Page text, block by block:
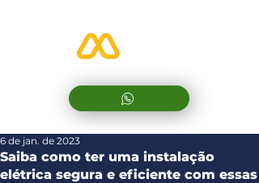
Saiba como ter uma instalação
elétrica segura e eficiente com essas
6 de jan. de 2023